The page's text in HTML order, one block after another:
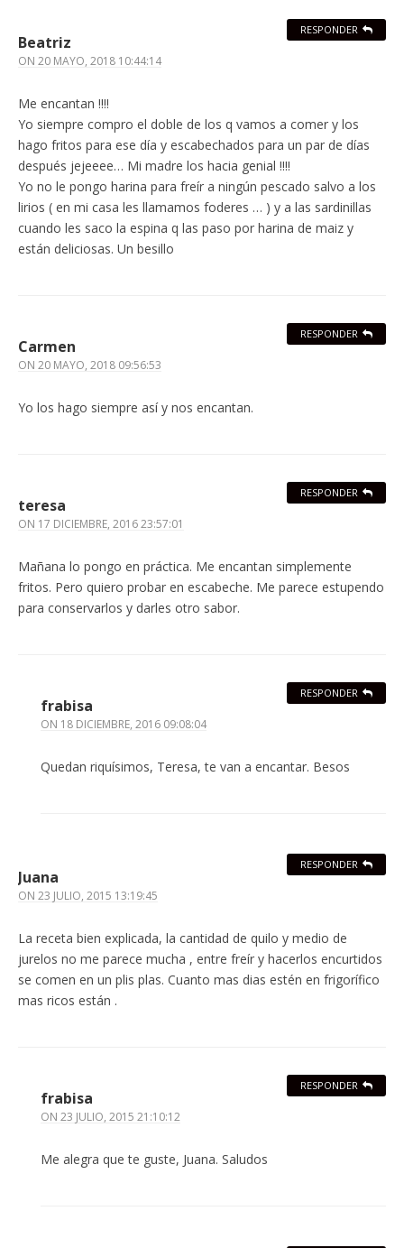
Beatriz
ON 20 MAYO, 2018 10:44:14
Me encantan !!!!
Yo siempre compro el doble de los q vamos a comer y los
hago fritos para ese día y escabechados para un par de días
después jejeeee… Mi madre los hacia genial !!!!
Yo no le pongo harina para freír a ningún pescado salvo a los
lirios ( en mi casa les llamamos foderes … ) y a las sardinillas
cuando les saco la espina q las paso por harina de maiz y
están deliciosas. Un besillo
RESPONDER
Carmen
ON 20 MAYO, 2018 09:56:53
Yo los hago siempre así y nos encantan.
RESPONDER
teresa
ON 17 DICIEMBRE, 2016 23:57:01
Mañana lo pongo en práctica. Me encantan simplemente
fritos. Pero quiero probar en escabeche. Me parece estupendo
para conservarlos y darles otro sabor.
RESPONDER
frabisa
ON 18 DICIEMBRE, 2016 09:08:04
Quedan riquísimos, Teresa, te van a encantar. Besos
RESPONDER
Juana
ON 23 JULIO, 2015 13:19:45
La receta bien explicada, la cantidad de quilo y medio de
jurelos no me parece mucha , entre freír y hacerlos encurtidos
se comen en un plis plas. Cuanto mas dias estén en frigorífico
mas ricos están .
RESPONDER
frabisa
ON 23 JULIO, 2015 21:10:12
Me alegra que te guste, Juana. Saludos
RESPONDER